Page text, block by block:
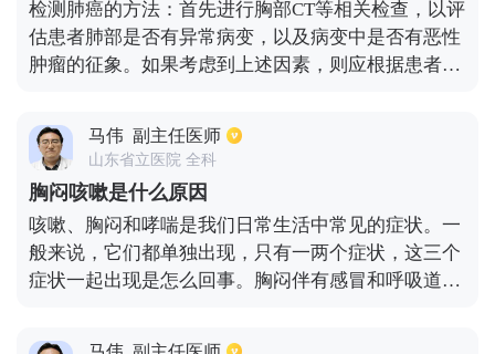
检测肺癌的方法：首先进行胸部CT等相关检查，以评
估患者肺部是否有异常病变，以及病变中是否有恶性
肿瘤的征象。如果考虑到上述因素，则应根据患者的
可考虑胸腔镜活检以获得某些病理组织，以及患者是
否属于肺癌以及哪种类型的肺癌。同时，在肺癌确诊
后，还应改进其他一些影像学检查，如头部磁共振和
CT、浅表淋巴结彩色多普勒超声、腹部彩色多普勒超
声、CT等。以评估患者是否有远处转移并确定患者的
临床分期，从而为下一步治疗提供良好的基础。
马伟 副主任医师
山东省立医院 全科
胸闷咳嗽是什么原因
咳嗽、胸闷和哮喘是我们日常生活中常见的症状。一
般来说，它们都单独出现，只有一两个症状，这三个
症状一起出现是怎么回事。胸闷伴有感冒和呼吸道感
些病症大多是呼吸系统问题，咳嗽胸闷，气短，同时